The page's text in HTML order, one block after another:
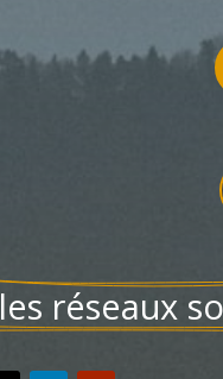
les réseaux